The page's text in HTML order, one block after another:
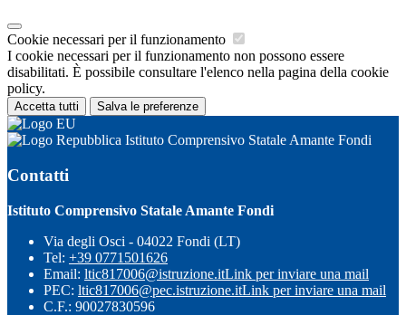
Cookie necessari per il funzionamento
I cookie necessari per il funzionamento non possono essere
disabilitati. È possibile consultare l'elenco nella pagina della cookie
policy.
Accetta tutti Salva le preferenze
Istituto Comprensivo Statale Amante Fondi
Contatti
Istituto Comprensivo Statale Amante Fondi
Via degli Osci - 04022 Fondi (LT)
Tel: +39 0771501626
Email: ltic817006@istruzione.itLink per inviare una mail
PEC: ltic817006@pec.istruzione.itLink per inviare una mail
C.F.: 90027830596